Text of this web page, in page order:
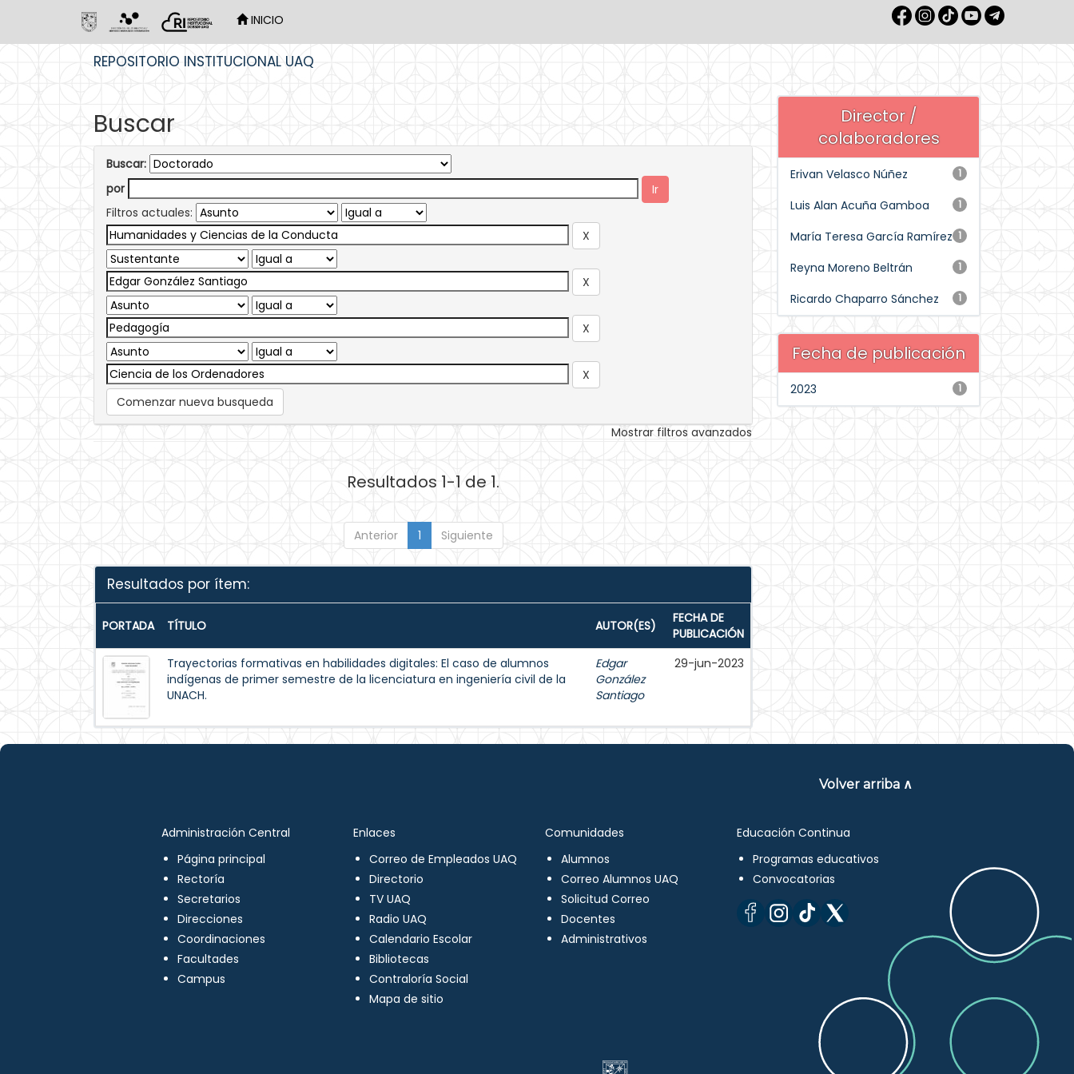
INICIO
REPOSITORIO INSTITUCIONAL UAQ
Buscar
Buscar:
por
Filtros actuales:
Comenzar nueva busqueda
Mostrar filtros avanzados
Resultados 1-1 de 1.
Anterior 1 Siguiente
Resultados por ítem:
PORTADA TÍTULO AUTOR(ES)
FECHA DE
PUBLICACIÓN
Trayectorias formativas en habilidades digitales: El caso de alumnos
indígenas de primer semestre de la licenciatura en ingeniería civil de la
UNACH.
Edgar
González
Santiago
29-jun-2023
Director /
colaboradores
1
Erivan Velasco Núñez
1
Luis Alan Acuña Gamboa
1
María Teresa García Ramírez
1
Reyna Moreno Beltrán
1
Ricardo Chaparro Sánchez
Fecha de publicación
1
2023
Volver arriba ∧
Administración Central
Página principal
Rectoría
Secretarios
Direcciones
Coordinaciones
Facultades
Campus
Enlaces
Correo de Empleados UAQ
Directorio
TV UAQ
Radio UAQ
Calendario Escolar
Bibliotecas
Contraloría Social
Mapa de sitio
Comunidades
Alumnos
Correo Alumnos UAQ
Solicitud Correo
Docentes
Administrativos
Educación Continua
Programas educativos
Convocatorias